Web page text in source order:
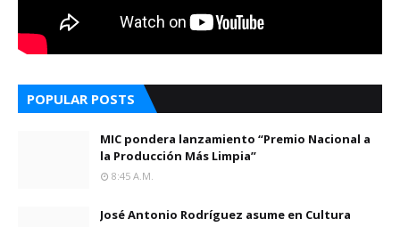
POPULAR POSTS
MIC pondera lanzamiento “Premio Nacional a
la Producción Más Limpia”
8:45 A.m.
José Antonio Rodríguez asume en Cultura